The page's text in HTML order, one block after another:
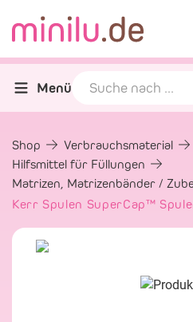
Menü
Shop Verbrauchsmaterial
Hilfsmittel für Füllungen
Matrizen, Matrizenbänder /
Kerr Spulen SuperCap™